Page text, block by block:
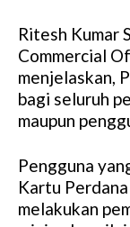
Ritesh Kumar
Commercial
menjelaskan,
bagi seluruh
maupun
Pengguna
Kartu
melakukan